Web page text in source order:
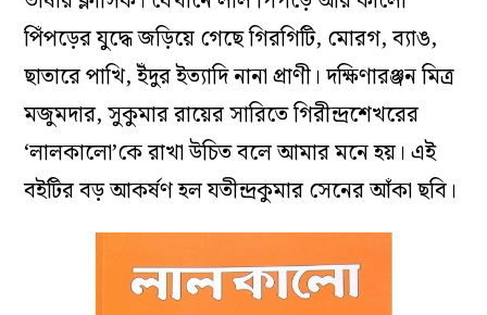
পিঁপড়ের যুদ্ধে জড়িয়ে গেছে গিরগিটি, মোরগ, ব্যাঙ,
ছাতারে পাখি, ইঁদুর ইত্যাদি নানা প্রাণী। দক্ষিণারঞ্জন মিত্র
মজুমদার, সুকুমার রায়ের সারিতে গিরীন্দ্রশেখরের
‘লালকালো’কে রাখা উচিত বলে আমার মনে হয়। এই
বইটির বড় আকর্ষণ হল যতীন্দ্রকুমার সেনের আঁকা ছবি।